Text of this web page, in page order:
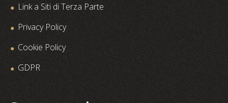
Link a Siti di Terza Parte
Privacy Policy
Cookie Policy
GDPR